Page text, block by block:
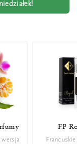
wersja
FP